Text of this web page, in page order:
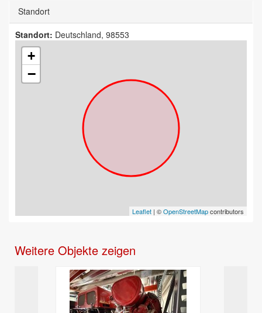
Standort
Standort: Deutschland, 98553
+
−
Leaflet | ©OpenStreetMapcontributors
Weitere Objekte zeigen